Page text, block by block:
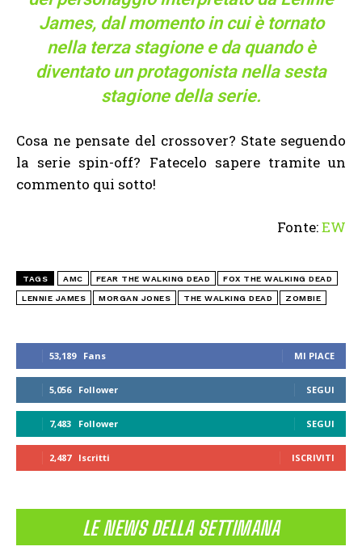
53,189 Fans MI PIACE
5,056 Follower SEGUI
7,483 Follower SEGUI
2,487 Iscritti ISCRIVITI
LE NEWS DELLA SETTIMANA
James, dal momento in cui è tornato
nella terza stagione e da quando è
diventato un protagonista nella sesta
stagione della serie.
Cosa ne pensate del crossover? State seguendo
la serie spin-off? Fatecelo sapere tramite un
commento qui sotto!
Fonte:EW
TAGS AMC FEAR THE WALKING DEAD FOX THE WALKING DEAD
LENNIE JAMES MORGAN JONES THE WALKING DEAD ZOMBIE